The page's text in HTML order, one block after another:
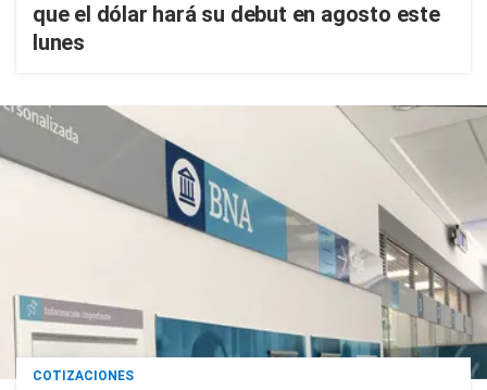
que el dólar hará su debut en agosto este
lunes
COTIZACIONES